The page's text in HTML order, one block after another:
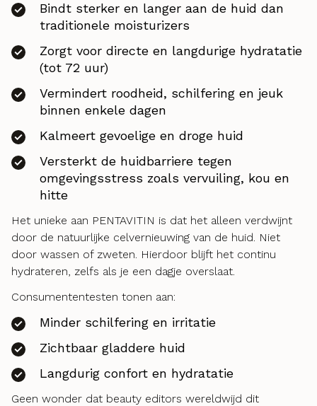
Bindt sterker en langer aan de huid dan
traditionele moisturizers
Zorgt voor directe en langdurige hydratatie
(tot 72 uur)
Vermindert roodheid, schilfering en jeuk
binnen enkele dagen
Kalmeert gevoelige en droge huid
Versterkt de huidbarriere tegen
omgevingsstress zoals vervuiling, kou en
hitte
Het unieke aan PENTAVITIN is dat het alleen verdwijnt
door de natuurlijke celvernieuwing van de huid. Niet
door wassen of zweten. Hierdoor blijft het continu
hydrateren, zelfs als je een dagje overslaat.
Consumententesten tonen aan:
Minder schilfering en irritatie
Zichtbaar gladdere huid
Langdurig confort en hydratatie
Geen wonder dat beauty editors wereldwijd dit